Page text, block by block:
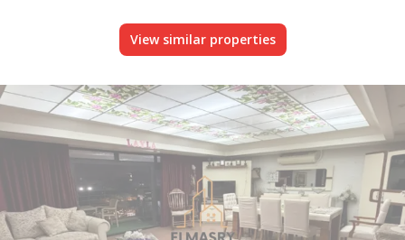
View similar properties